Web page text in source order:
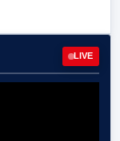
LIVE